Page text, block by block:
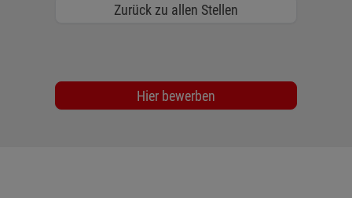
Zurück zu allen Stellen
Hier bewerben